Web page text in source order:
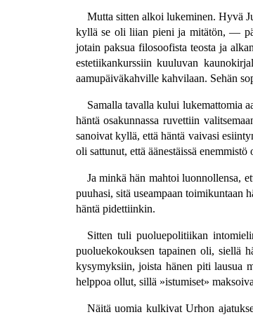
Mutta sitten alkoi lukeminen. Hyvä
kyllä se oli liian pieni ja mitätön, —
jotain paksua filosoofista teosta ja
estetiikankurssiin kuuluvan
aamupäiväkahville kahvilaan. Sehän
Samalla tavalla kului lukemattomia
häntä osakunnassa ruvettiin
sanoivat kyllä, että häntä vaivasi
oli sattunut, että äänestäissä
Ja minkä hän mahtoi luonnollensa,
puuhasi, sitä useampaan
häntä pidettiinkin.
Sitten tuli puoluepolitiikan
puoluekokouksen tapainen oli, siellä
kysymyksiin, joista hänen piti lausua
helppoa ollut, sillä »istumiset»
Näitä uomia kulkivat Urhon